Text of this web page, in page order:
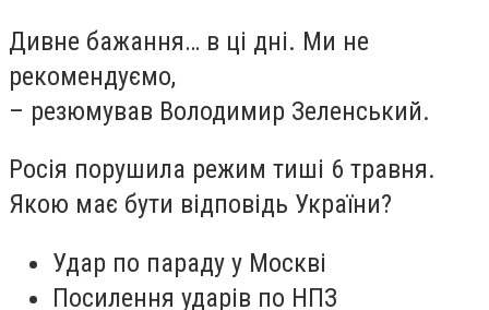
Дивне бажання… в ці дні. Ми не
рекомендуємо,
– резюмував Володимир Зеленський.
Росія порушила режим тиші 6 травня.
Якою має бути відповідь України?
Удар по параду у Москві
Посилення ударів по НПЗ